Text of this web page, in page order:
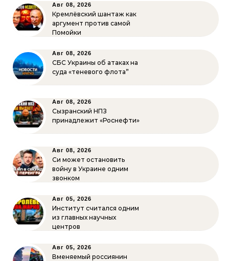
Авг 08, 2026
Кремлёвский шантаж как
аргумент против самой
Помойки
Авг 08, 2026
СБС Украины об атаках на
суда «теневого флота”
Авг 08, 2026
Сызранский НПЗ
принадлежит «Роснефти»
Авг 08, 2026
Си может остановить
войну в Украине одним
звонком
Авг 05, 2026
Институт считался одним
из главных научных
центров
Авг 05, 2026
Вменяемый россиянин